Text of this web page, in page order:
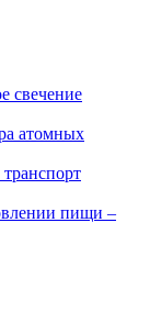
свечение
атомных
пищи –